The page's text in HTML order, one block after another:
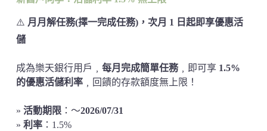
⚠️ 月月解任務(擇一完成任務)，次月 1 日起即享優惠活
儲
成為樂天銀行用戶﹐ 每月完成簡單任務﹐即可享1.5%
的優惠活儲利率﹐回饋的存款額度無上限！
» 活動期限：～2026/07/31
» 利率：1.5%